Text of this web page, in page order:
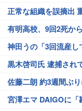
正常な組織を誤摘出
有明高校、9回2死か
神田うの「3回流産し
黒木啓司氏 逮捕され
佐藤二朗 約3週間ぶ
宮澤エマ DAIGOに「